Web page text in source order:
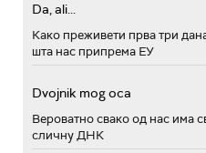
Da, ali...
Како преживети прва три
шта нас припрема ЕУ
Dvojnik mog oca
Вероватно свако од нас има
сличну ДНК